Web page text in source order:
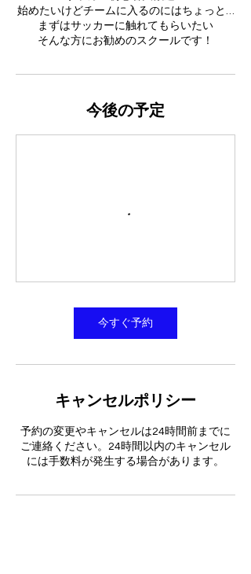
始めたいけどチームに入るのにはちょっと…
まずはサッカーに触れてもらいたい
そんな方にお勧めのスクールです！
今後の予定
今すぐ予約
キャンセルポリシー
予約の変更やキャンセルは24時間前までに
ご連絡ください。24時間以内のキャンセル
には手数料が発生する場合があります。